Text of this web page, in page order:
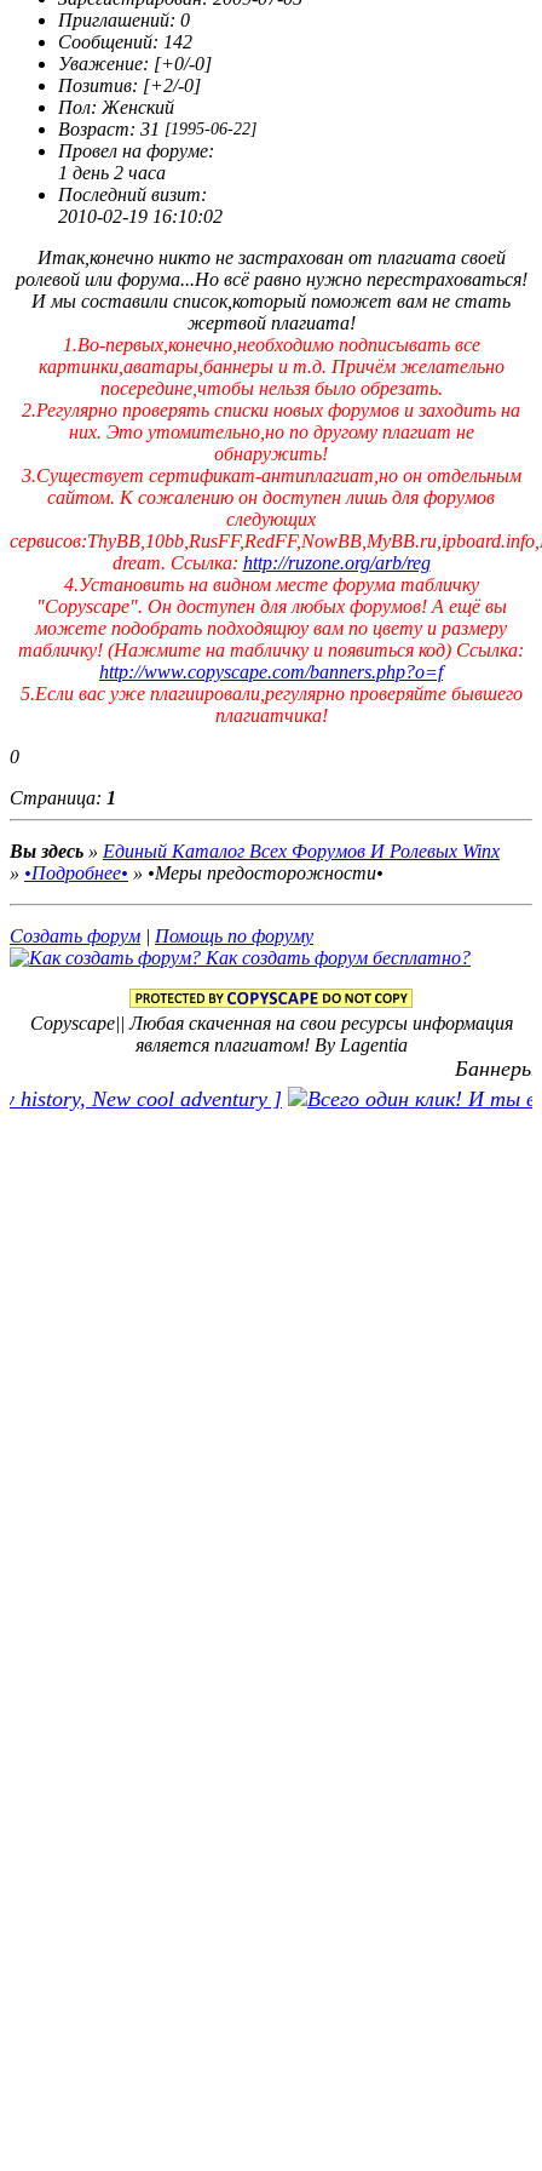
скорее от нечего делать. Вот собственно говоря и всё.
Приглашений: 0
Сообщений: 142
Уважение: [+0/-0]
Позитив: [+2/-0]
Пол: Женский
Возраст: 31 [1995-06-22]
Провел на форуме:
1 день 2 часа
Последний визит:
2010-02-19 16:10:02
Итак,конечно никто не застрахован от плагиата своей
ролевой или форума...Но всё равно нужно перестраховаться!
И мы составили список,который поможет вам не стать
жертвой плагиата!
1.Во-первых,конечно,необходимо подписывать все
картинки,аватары,баннеры и т.д. Причём желательно
посередине,чтобы нельзя было обрезать.
2.Регулярно проверять списки новых форумов и заходить на
них. Это утомительно,но по другому плагиат не
обнаружить!
3.Существует сертификат-антиплагиат,но он отдельным
сайтом. К сожалению он доступен лишь для форумов
следующих
dream. Ссылка: http://ruzone.org/arb/reg
4.Установить на видном месте форума табличку
"Copyscape". Он доступен для любых форумов! А ещё вы
можете подобрать подходящюу вам по цвету и размеру
табличку! (Нажмите на табличку и появиться код) Ссылка:
http://www.copyscape.com/banners.php?o=f
5.Если вас уже плагиировали,регулярно проверяйте бывшего
плагиатчика!
0
Страница: 1
Вы здесь » Единый Каталог Всех Форумов И Ролевых Winx
» •Подробнее• » •Меры предосторожности•
Создать форум | Помощь по форуму
Copyscape|| Любая скаченная на свои ресурсы информация
является плагиатом! By Lagentia
Баннеры: